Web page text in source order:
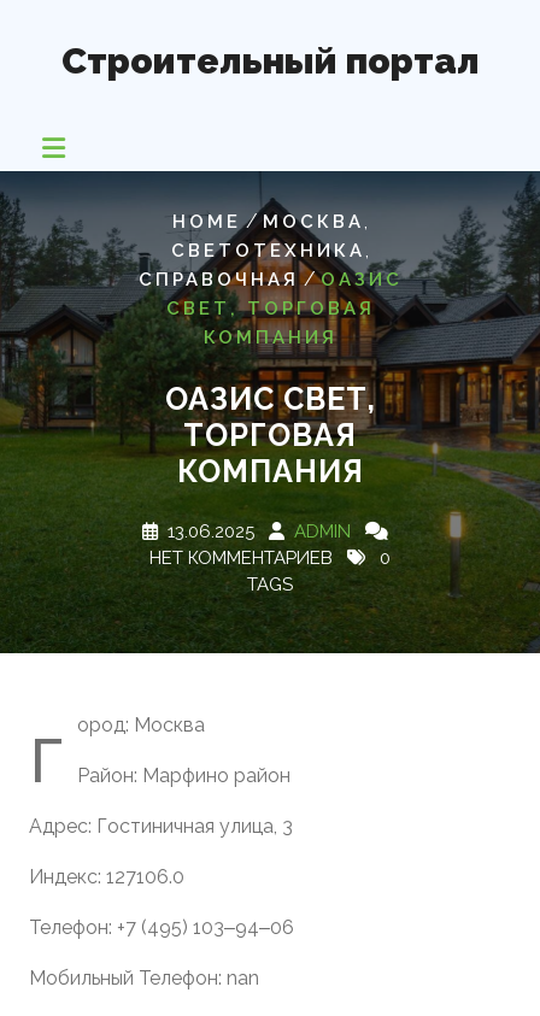
содержимому
Строительный портал
HOME / МОСКВА,
СВЕТОТЕХНИКА,
СПРАВОЧНАЯ /ОАЗИС
СВЕТ, ТОРГОВАЯ
КОМПАНИЯ
ОАЗИС СВЕТ,
ТОРГОВАЯ
КОМПАНИЯ
13.06.2025
ADMIN
НЕТ КОММЕНТАРИЕВ
0
TAGS
г ород: Москва
Район: Марфино район
Адрес: Гостиничная улица, 3
Индекс: 127106.0
Телефон: +7 (495) 103‒94‒06
Мобильный Телефон: nan